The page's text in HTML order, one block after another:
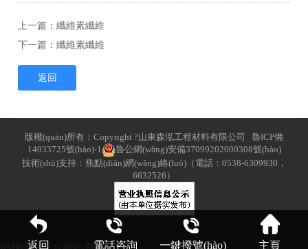
上一篇：纖維素纖維
下一篇：纖維素纖維
返回
版權(quán)所有：Copyright ?山東森泓工程材料有限公司 魯ICP備
14033725號(hào)-1
魯公網(wǎng)安備37099202000308號(hào)
技術(shù)支持：焦點(diǎn)網(wǎng)絡(luò)（電話：0538-6309930，
6632526）
返回 電話咨詢 一鍵撥號(hào) 主頁